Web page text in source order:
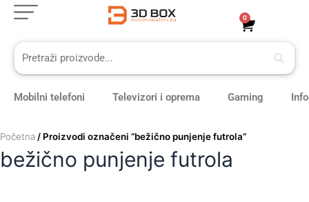
Skip
content
0
Cart
Mobilni telefoni Televizori i oprema Gaming
Početna / Proizvodi označeni “bežično punjenje futrola”
bežično punjenje futrola